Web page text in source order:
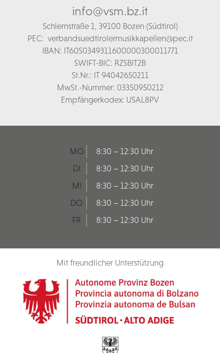
info@vsm.bz.it
Schlernstraße 1, 39100 Bozen (Südtirol)
PEC: verbandsuedtirolermusikkapellen@pec.it
IBAN: IT60S0349311600000300011771
SWIFT-BIC: RZSBIT2B
St.Nr.: IT 94042650211
MwSt.-Nummer: 03350950212
Empfängerkodex: USAL8PV
MO
8:30 – 12:30 Uhr
DI
8:30 – 12:30 Uhr
MI
8:30 – 12:30 Uhr
DO
8:30 – 12:30 Uhr
FR
8:30 – 12:30 Uhr
Mit freundlicher Unterstützung